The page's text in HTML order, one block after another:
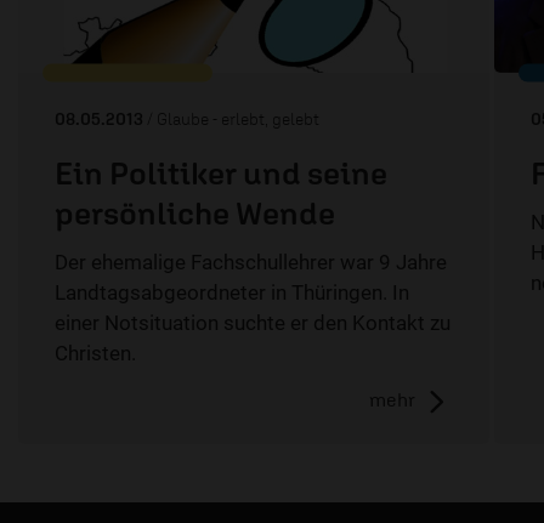
08.05.2013 / Glaube - erlebt, gelebt
Ein Politiker und seine
persönliche Wende
Der ehemalige Fachschullehrer war 9 Jahre
Landtagsabgeordneter in Thüringen. In
einer Notsituation suchte er den Kontakt zu
Christen.
mehr